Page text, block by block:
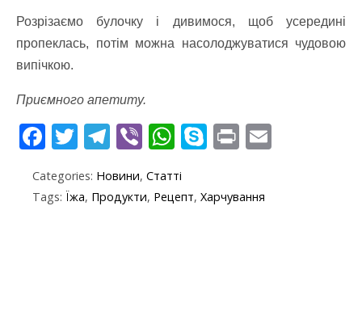
Розрізаємо булочку і дивимося, щоб усередині
пропеклась, потім можна насолоджуватися чудовою
випічкою.
Приємного апетиту.
F
e
b
T
itt
er
T
e
gr
Vi
er
W
at
S
y
p
Pr
t
Categories: Новини, Статті
Tags: Їжа, Продукти, Рецепт, Харчування